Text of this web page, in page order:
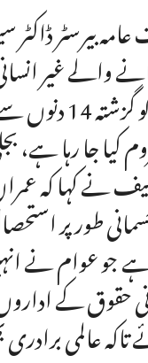
عامہ بیرسٹر
والے غیر
الفاظ میں مذمت
جا رہا ہے،
نے کہا کہ
طور پر
جو عوام نے
حقوق کے
تاکہ عالمی